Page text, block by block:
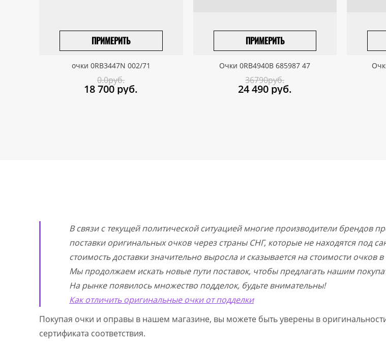
ПРИМЕРИТЬ
ВЫБРАТЬ РАЗМЕР
очки 0RB3447N 002/71
0.0руб.
18 700 руб.
ПРИМЕРИТЬ
ПРИВЕЗТИ ПОД ЗАКАЗ
Очки 0RB4940B 685987 47
36790руб.
24 490 руб.
В связи с текущей политической ситуацией многие производители брендов
поставки оригинальных очков через страны СНГ, которые не находятся под
стоимость доставки значительно выросла и сказывается на стоимости очков
Мы продолжаем искать новые пути поставок, чтобы предлагать нашим
На рынке появилось множество подделок, будьте внимательны!
Как отличить оригинальные очки от подделки
Покупая очки и оправы в нашем магазине, вы можете быть уверены в
сертификата соответствия.